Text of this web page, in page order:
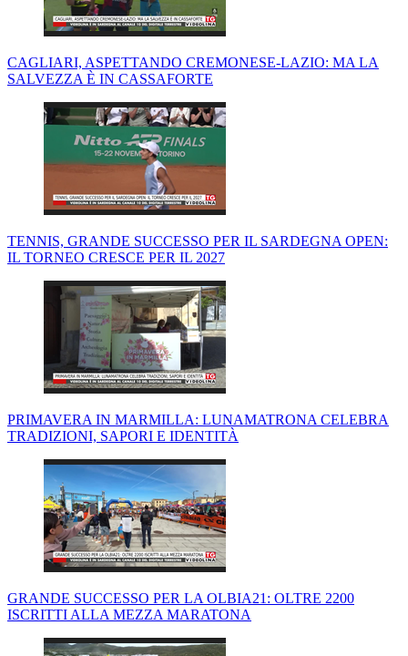
CAGLIARI, ASPETTANDO CREMONESE-LAZIO: MA LA
SALVEZZA È IN CASSAFORTE
TENNIS, GRANDE SUCCESSO PER IL SARDEGNA OPEN:
IL TORNEO CRESCE PER IL 2027
PRIMAVERA IN MARMILLA: LUNAMATRONA CELEBRA
TRADIZIONI, SAPORI E IDENTITÀ
GRANDE SUCCESSO PER LA OLBIA21: OLTRE 2200
ISCRITTI ALLA MEZZA MARATONA